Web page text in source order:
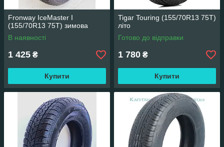
Fronway IceMaster I
(155/70R13 75T) зимова
В наявності
1 425 ₴
Купити
Tigar Touring (155/70R13 75T)
літо
Готово до відправки
1 780 ₴
Купити